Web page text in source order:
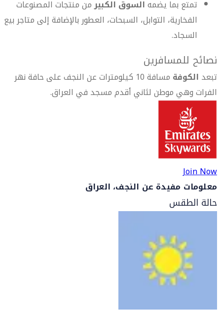
تمتع بما يضمهالسوق الكبيرمن منتجات المصنوعات
الفخارية، التوابل، السبحات، العطور بالإضافة إلى متاجر بيع
السجاد.
نصائح للمسافرين
تبعد الكوفة
مسافة 10 كيلومترات عن النجف على حافة نهر
الفرات وهي موطن لثاني أقدم مسجد في العراق.
Join Now
معلومات مفيدة عن النجف، العراق
حالة الطقس